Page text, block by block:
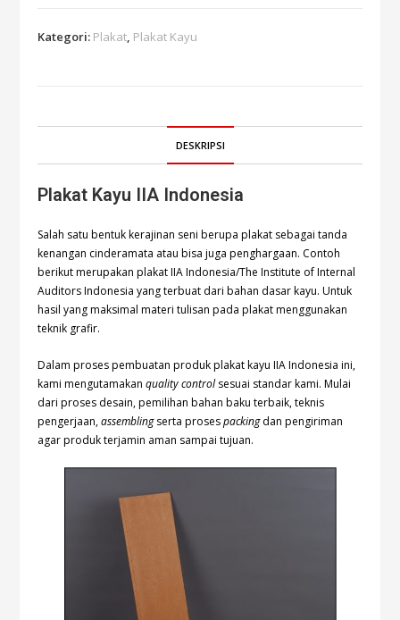
Kategori: Plakat, Plakat Kayu
DESKRIPSI
Plakat Kayu IIA Indonesia
Salah satu bentuk kerajinan seni berupa plakat sebagai tanda
kenangan cinderamata atau bisa juga penghargaan. Contoh
berikut merupakan plakat IIA Indonesia/The Institute of Internal
Auditors Indonesia yang terbuat dari bahan dasar kayu. Untuk
hasil yang maksimal materi tulisan pada plakat menggunakan
teknik grafir.
Dalam proses pembuatan produk plakat kayu IIA Indonesia ini,
kami mengutamakanquality controlsesuai standar kami. Mulai
dari proses desain, pemilihan bahan baku terbaik, teknis
pengerjaan,assemblingserta prosespackingdan pengiriman
agar produk terjamin aman sampai tujuan.